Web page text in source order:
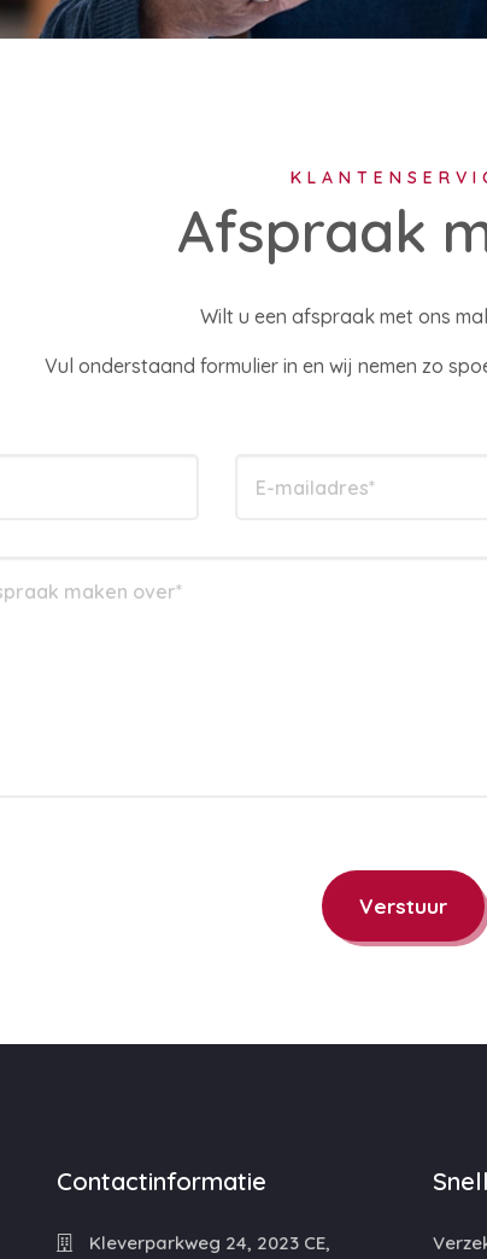
Afspraak
Wilt u een afspraak met ons
Vul onderstaand formulier in en wij nemen zo
Verstuur
Contactinformatie
Kleverparkweg 24, 2023 CE,